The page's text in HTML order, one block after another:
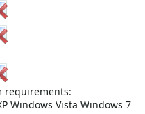
requirements:
Windows Vista Windows 7